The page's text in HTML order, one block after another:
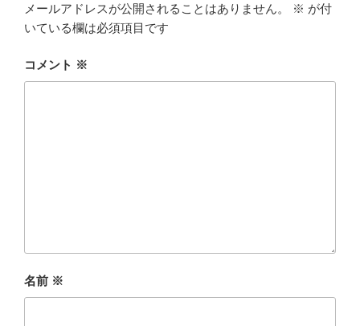
メールアドレスが公開されることはありません。 ※ が付
いている欄は必須項目です
コメント ※
名前 ※